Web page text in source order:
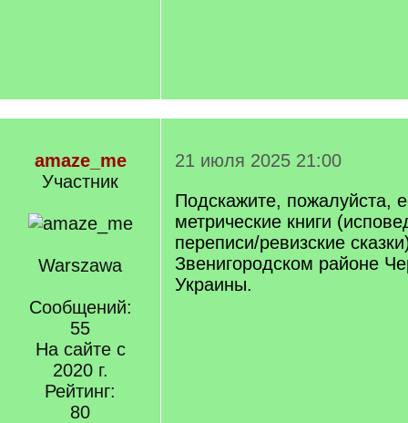
amaze_me
Участник
Warszawa
Сообщений:
55
На сайте с
2020 г.
Рейтинг:
80
21 июля 2025 21:00
Подскажите, пожалуйста,
метрические книги
переписи/ревизские
Звенигородском районе
Украины.